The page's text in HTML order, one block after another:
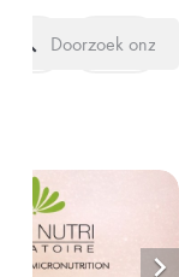
search
(0)
